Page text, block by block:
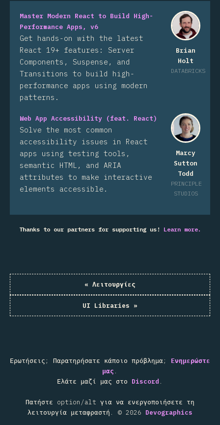
Brian
Holt
DATABRICKS
Master Modern React to Build High-
Performance Apps, v6
Get hands-on with the latest
React 19+ features: Server
Components, Suspense, and
Transitions to build high-
performance apps using modern
patterns.
Marcy
Sutton
Todd
PRINCIPLE
STUDIOS
Web App Accessibility (feat. React)
Solve the most common
accessibility issues in React
apps using testing tools,
semantic HTML, and ARIA
attributes to make interactive
elements accessible.
Thanks to our partners for supporting us! Learn more.
« Λειτουργίες
UI Libraries »
Ερωτήσεις; Παρατηρήσατε κάποιο πρόβλημα; Ενημερώστε
μας.
Ελάτε μαζί μας στο Discord.
Πατήστε option/alt για να ενεργοποιήσετε τη
λειτουργία μεταφραστή.
© 2026 Devographics